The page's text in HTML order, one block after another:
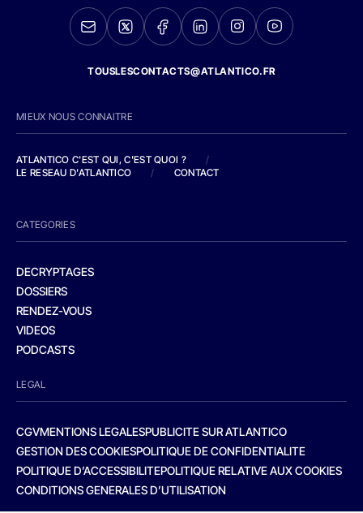
TOUSLESCONTACTS@ATLANTICO.FR
MIEUX NOUS CONNAITRE
ATLANTICO C'EST QUI, C'EST QUOI ?
/
LE RESEAU D'ATLANTICO
/ CONTACT
CATEGORIES
DECRYPTAGES
DOSSIERS
RENDEZ-VOUS
VIDEOS
PODCASTS
LEGAL
CGVMENTIONS LEGALESPUBLICITE SUR ATLANTICO
GESTION DES COOKIESPOLITIQUE DE CONFIDENTIALITE
POLITIQUE D’ACCESSIBILITEPOLITIQUE RELATIVE AUX COOKIES
CONDITIONS GENERALES D’UTILISATION